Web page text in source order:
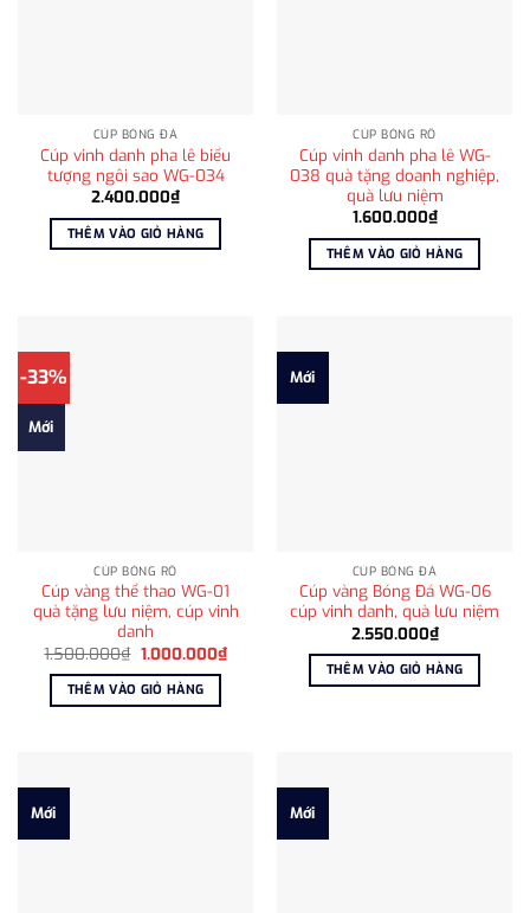
CÚP BÓNG ĐÁ
Cúp vinh danh pha lê biểu
tượng ngôi sao WG-034
2.400.000₫
THÊM VÀO GIỎ HÀNG
CÚP BÓNG RỔ
Cúp vinh danh pha lê WG-
038 quà tặng doanh nghiệp,
quà lưu niệm
1.600.000₫
THÊM VÀO GIỎ HÀNG
-33%
Mới
CÚP BÓNG RỔ
Cúp vàng thể thao WG-01
quà tặng lưu niệm, cúp vinh
danh
1.500.000₫ Giá
là:
1.500.000₫.
1.000.000₫Giá
hiện
THÊM VÀO GIỎ HÀNG
Mới
CÚP BÓNG ĐÁ
Cúp vàng Bóng Đá WG-06
cúp vinh danh, quà lưu niệm
2.550.000₫
THÊM VÀO GIỎ HÀNG
Mới Mới